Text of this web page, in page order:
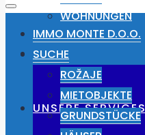
WOHNUNGEN
NEWS
UNSERE SERVICES
IMMO MONTE D.O.O.
SUCHE
ROŽAJE
MIETOBJEKTE
GRUNDSTÜCKE